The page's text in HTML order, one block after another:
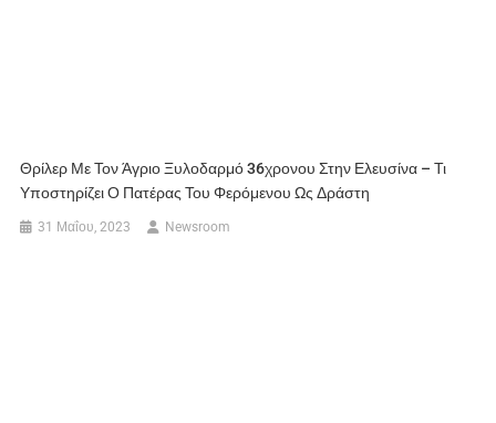
Θρίλερ Με Τον Άγριο Ξυλοδαρμό 36χρονου Στην Ελευσίνα – Τι
Υποστηρίζει Ο Πατέρας Του Φερόμενου Ως Δράστη
31 Μαΐου, 2023 Newsroom